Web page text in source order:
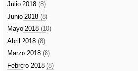
Julio 2018 (8)
Junio 2018 (8)
Mayo 2018 (10)
Abril 2018 (8)
Marzo 2018 (8)
Febrero 2018 (8)